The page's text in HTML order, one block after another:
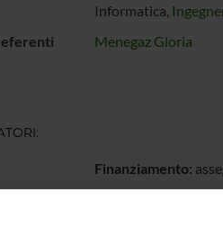
Informatica,
Menegaz Gloria
Finanziamento: